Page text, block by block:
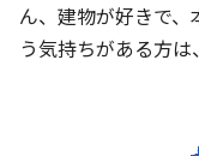
ん、建物が好きで
う気持ちがある方は